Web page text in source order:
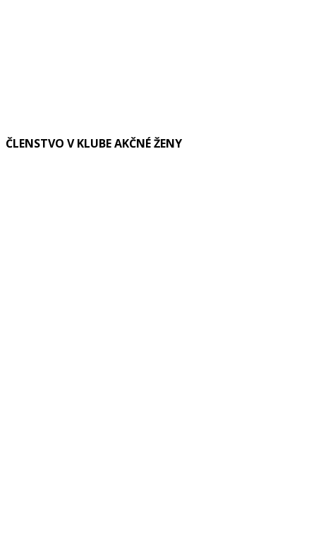
ČLENSTVO V KLUBE AKČNÉ ŽENY